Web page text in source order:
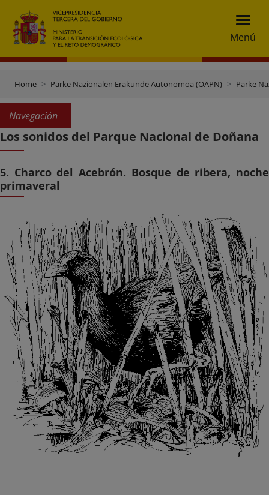
Menú
Home Parke Nazionalen Erakunde Autonomoa (OAPN) Parke
Navegación
Los sonidos del Parque Nacional de Doñana
5. Charco del Acebrón. Bosque de ribera, noche
primaveral